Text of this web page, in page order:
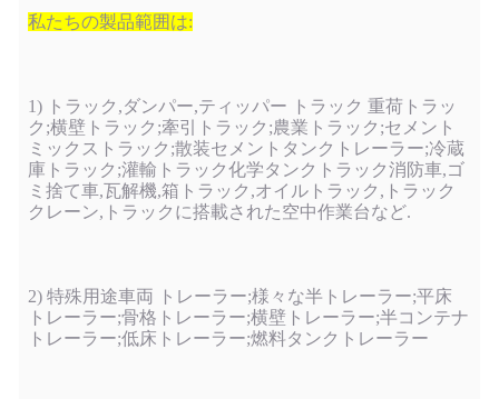
私たちの製品範囲は:
1) トラック,ダンパー,ティッパー トラック 重荷トラッ
ク;横壁トラック;牽引トラック;農業トラック;セメント
ミックストラック;散装セメントタンクトレーラー;冷蔵
庫トラック;灌輸トラック化学タンクトラック消防車,ゴ
ミ捨て車,瓦解機,箱トラック,オイルトラック,トラック
クレーン,トラックに搭載された空中作業台など.
2) 特殊用途車両 トレーラー;様々な半トレーラー;平床
トレーラー;骨格トレーラー;横壁トレーラー;半コンテナ
トレーラー;低床トレーラー;燃料タンクトレーラー